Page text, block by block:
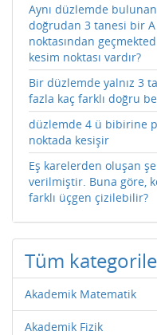
Aynı düzlemde
doğrudan 3 tanesi bir
noktasından
kesim noktası vardır?
Bir düzlemde yalnız 3
fazla kaç farklı doğru
düzlemde 4 ü bibirine
noktada kesişir
Eş karelerden oluşan
verilmiştir. Buna göre,
farklı üçgen çizilebilir?
Tüm
Akademik Matematik
Akademik Fizik